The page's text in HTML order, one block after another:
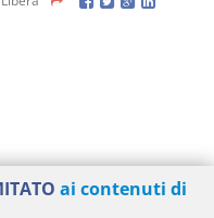
ai contenuti di